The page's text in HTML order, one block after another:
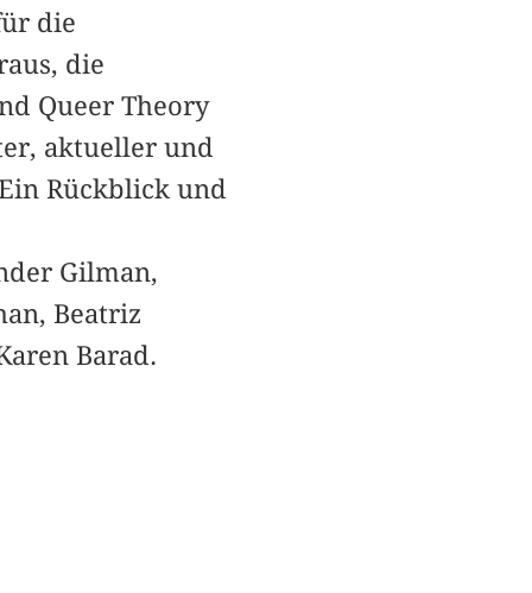
die
die
Queer Theory
aktueller und
Rückblick und
Gilman,
Beatriz
Barad.